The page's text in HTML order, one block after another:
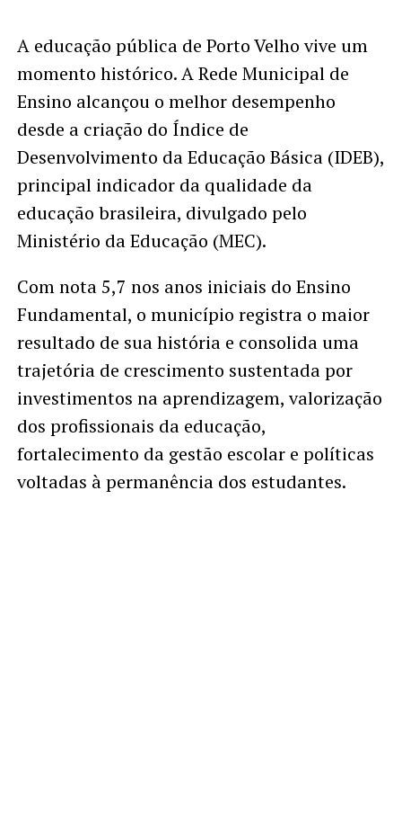
A educação pública de Porto Velho vive um
momento histórico. A Rede Municipal de
Ensino alcançou o melhor desempenho
desde a criação do Índice de
Desenvolvimento da Educação Básica (IDEB),
principal indicador da qualidade da
educação brasileira, divulgado pelo
Ministério da Educação (MEC).
Com nota 5,7 nos anos iniciais do Ensino
Fundamental, o município registra o maior
resultado de sua história e consolida uma
trajetória de crescimento sustentada por
investimentos na aprendizagem, valorização
dos profissionais da educação,
fortalecimento da gestão escolar e políticas
voltadas à permanência dos estudantes.